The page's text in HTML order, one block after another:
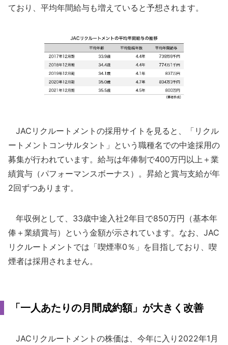
ており、平均年間給与も増えていると予想されます。
JACリクルートメントの採用サイトを見ると、「リクル
ートメントコンサルタント」という職種名での中途採用の
募集が行われています。給与は年俸制で400万円以上＋業
績賞与（パフォーマンスボーナス）。昇給と賞与支給が年
2回ずつあります。
年収例として、33歳中途入社2年目で850万円（基本年
俸＋業績賞与）という金額が示されています。なお、JAC
リクルートメントでは「喫煙率0％」を目指しており、喫
煙者は採用されません。
「一人あたりの月間成約額」が大きく改善
JACリクルートメントの株価は、今年に入り2022年1月